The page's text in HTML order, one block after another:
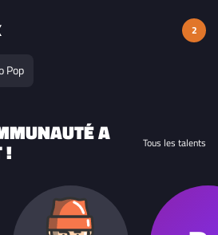
2
Pop
A
! Tous les talents